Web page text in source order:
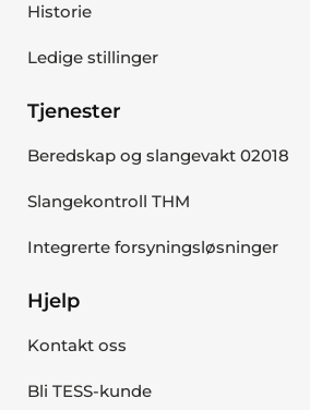
Historie
Ledige stillinger
Tjenester
Beredskap og slangevakt 02018
Slangekontroll THM
Integrerte forsyningsløsninger
Hjelp
Kontakt oss
Bli TESS-kunde